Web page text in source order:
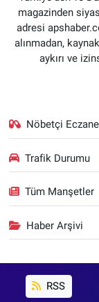
magazinden
adresi
alınmadan,
aykırı ve
Nöbetçi
Trafik Durumu
Tüm Manşetler
Haber Arşivi
RSS